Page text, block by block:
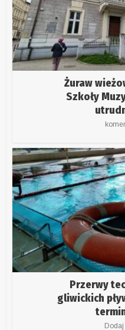
Żuraw
Szkoły
Przerwy
gliwickich